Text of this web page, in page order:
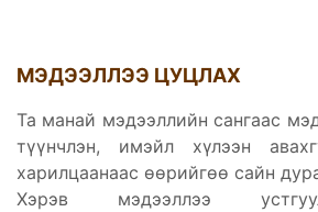
МЭДЭЭЛЛЭЭ ЦУЦЛАХ
Та манай мэдээллийн сангаас
түүнчлэн, имэйл хүлээн
харилцаанаас өөрийгөө сайн
Хэрэв мэдээллээ